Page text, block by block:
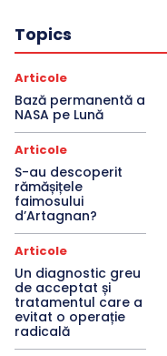
Topics
Articole
Bază permanentă a
NASA pe Lună
Articole
S-au descoperit
rămășițele
faimosului
d’Artagnan?
Articole
Un diagnostic greu
de acceptat și
tratamentul care a
evitat o operație
radicală